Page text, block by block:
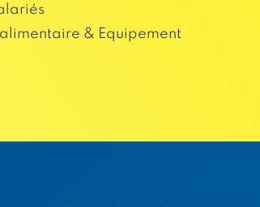
& Equipement